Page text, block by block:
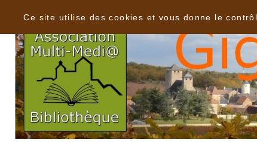
Ce site utilise des cookies et vous donne le